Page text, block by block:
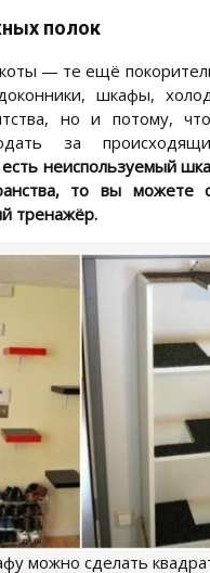
полок
— те ещё
шкафы,
но и потому,
за
неиспользуемый
то вы можете
тренажёр.
можно сделать